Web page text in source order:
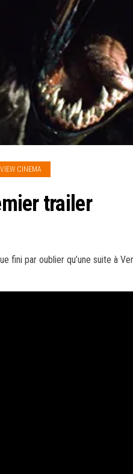
CINEMA
trailer
fini par oublier qu’une suite à